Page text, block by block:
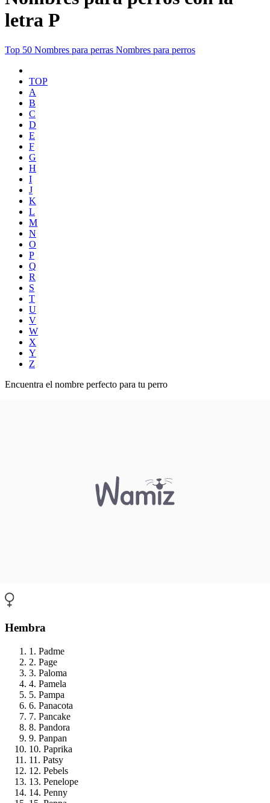
letra P
Top 50 Nombres para perras Nombres para perros
TOP
A
B
C
D
E
F
G
H
I
J
K
L
M
N
O
P
Q
R
S
T
U
V
W
X
Y
Z
Encuentra el nombre perfecto para tu perro
Hembra
1. Padme
2. Page
3. Paloma
4. Pamela
5. Pampa
6. Panacota
7. Pancake
8. Pandora
9. Panpan
10. Paprika
11. Patsy
12. Pebels
13. Penelope
14. Penny